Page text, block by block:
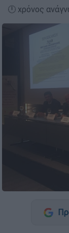
🕛 χρόνος